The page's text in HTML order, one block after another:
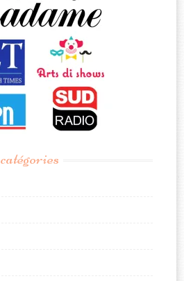
catégories